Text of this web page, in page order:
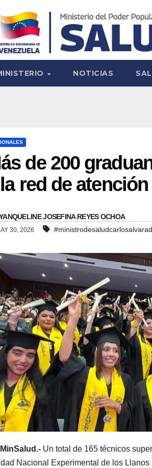
NOTICIAS
de 200
red de
JOSEFINA REYES OCHOA
30, 2026
Un total de 165 técnicos
Nacional Experimental de los